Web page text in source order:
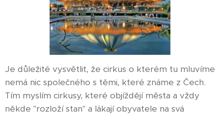
Je důležité vysvětlit, že cirkus o kterém tu mluvíme
nemá nic společného s těmi, které známe z Čech.
Tím myslím cirkusy, které objíždějí města a vždy
někde "rozloží stan" a lákají obyvatele na svá